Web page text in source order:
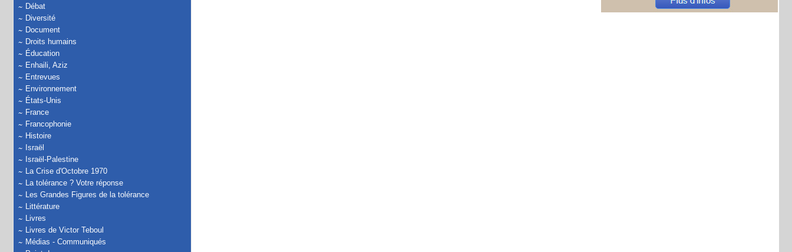
Débat
Diversité
Document
Droits humains
Éducation
Enhaili, Aziz
Entrevues
Environnement
États-Unis
France
Francophonie
Histoire
Israël
Israël-Palestine
La Crise d'Octobre 1970
La tolérance ? Votre réponse
Les Grandes Figures de la tolérance
Littérature
Livres
Livres de Victor Teboul
Médias - Communiqués